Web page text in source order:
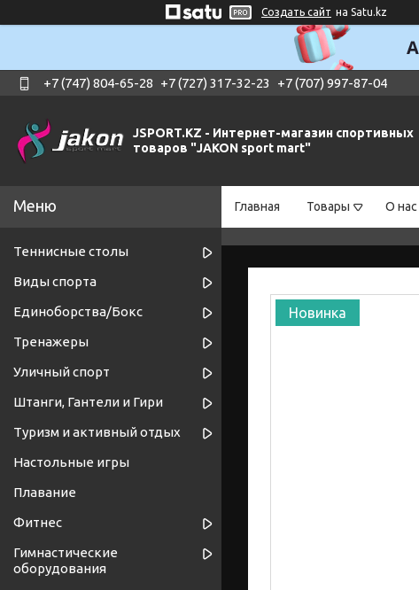
Создать сайт на Satu.kz
+7 (747) 804-65-28 +7 (727) 317-32-23 +7 (707) 997-87-04
JSPORT.KZ - Интернет-магазин спортивных
товаров "JAKON sport mart"
Главная Товары О нас
Новинка
Теннисные столы
Виды спорта
Единоборства/Бокс
Тренажеры
Уличный спорт
Штанги, Гантели и Гири
Туризм и активный отдых
Настольные игры
Плавание
Фитнес
Гимнастические
оборудования